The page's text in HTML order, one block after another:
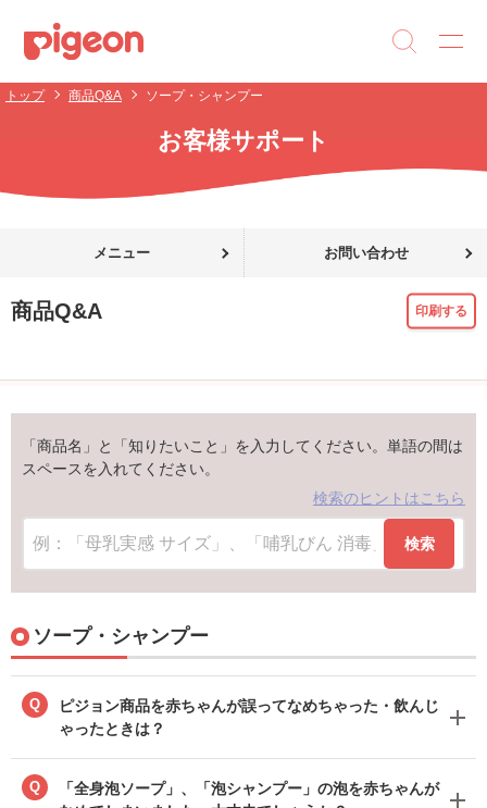
トップ 商品Q&A ソープ・シャンプー
お客様サポート
メニュー お問い合わせ
商品Q&A 印刷する
「商品名」と「知りたいこと」を入力してください。単語の間は
スペースを入れてください。
検索のヒントはこちら
検索
ソープ・シャンプー
Q
ピジョン商品を赤ちゃんが誤ってなめちゃった・飲んじ
ゃったときは？
Q
「全身泡ソープ」、「泡シャンプー」の泡を赤ちゃんが